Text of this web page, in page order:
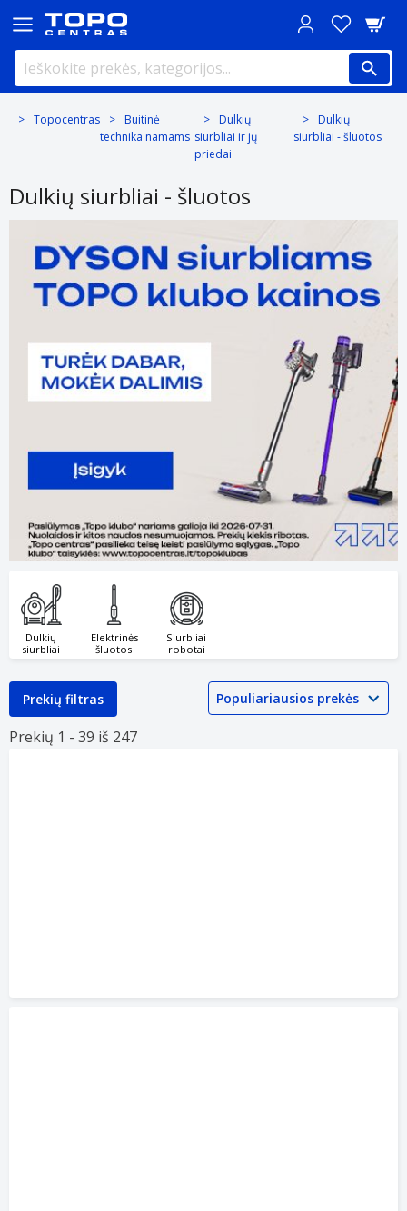
Topocentras
Buitinė
technika namams
Dulkių
siurbliai ir jų
priedai
Dulkių
siurbliai - šluotos
Dulkių siurbliai - šluotos
Dulkių
siurbliai
Elektrinės
šluotos
Siurbliai
robotai
Prekių filtras
Prekių 1 - 39 iš 247